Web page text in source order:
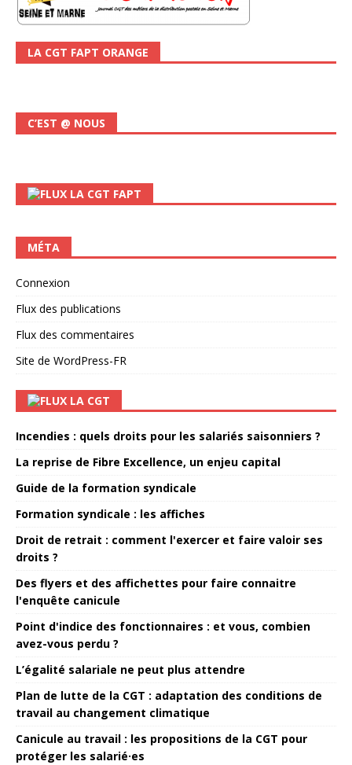
LA CGT FAPT ORANGE
C’EST @ NOUS
LA CGT FAPT
MÉTA
Connexion
Flux des publications
Flux des commentaires
Site de WordPress-FR
LA CGT
Incendies : quels droits pour les salariés saisonniers ?
La reprise de Fibre Excellence, un enjeu capital
Guide de la formation syndicale
Formation syndicale : les affiches
Droit de retrait : comment l'exercer et faire valoir ses
droits ?
Des flyers et des affichettes pour faire connaitre
l'enquête canicule
Point d'indice des fonctionnaires : et vous, combien
avez-vous perdu ?
L’égalité salariale ne peut plus attendre
Plan de lutte de la CGT : adaptation des conditions de
travail au changement climatique
Canicule au travail : les propositions de la CGT pour
protéger les salarié·es